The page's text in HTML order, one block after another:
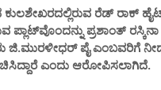
ರೆಡ್ ರಾಕ್
ಪ್ರಶಾಂತ್
ಜಿ.ಮುರಳೀಧರ್ ಪೈ ಎಂಬವರಿಗೆ
ಎಂದು ಆರೋಪಿಸಲಾಗಿದೆ.